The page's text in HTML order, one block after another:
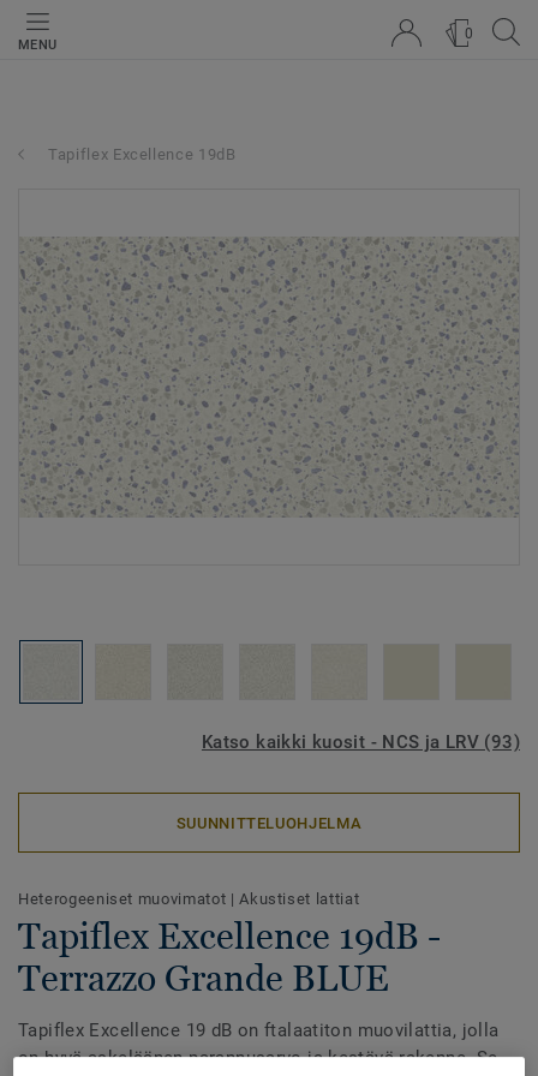
MENU
0
Tapiflex Excellence 19dB
Katso kaikki kuosit - NCS ja LRV (93)
SUUNNITTELUOHJELMA
Heterogeeniset muovimatot |Akustiset lattiat
Tapiflex Excellence 19dB -
Terrazzo Grande BLUE
Tapiflex Excellence 19 dB on ftalaatiton muovilattia, jolla
on hyvä askeläänen parannusarvo ja kestävä rakenne. Se